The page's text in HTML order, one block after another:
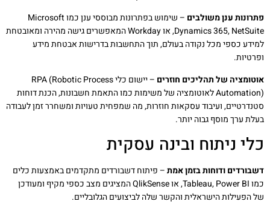
פתרונות ענן משולבים
– שימוש בפתרונות מבוססי ענן כמו Microsoft
Dynamics 365, NetSuite, או Workday המאפשרים גישה מהירה ומאובטחת
למידע כספי מכל נקודה בעולם, תוך התחשבות בדרישות אבטחת מידע
ופרטיות.
אוטומציה של תהליכים חוזרים
– יישום כלי RPA (Robotic Process
Automation) לאוטומציה של משימות כמו התאמת חשבונות, הכנת דוחות
סטנדרטיים, ועיבוד עסקאות חוזרות, מה שמפחית טעויות ומשחרר זמן לעבודה
בעלת ערך מוסף גבוה יותר.
כלי ניתוח ובינה עסקית
דשבורדים ודוחות בזמן אמת– פיתוח דשבורדים מתקדמים באמצעות כלים
כמו Tableau, Power BI, או QlikSense המציגים מצב כספי מקיף ומעודכן
של הפעילות הישראלית והקשר שלה לביצועים הגלובליים.